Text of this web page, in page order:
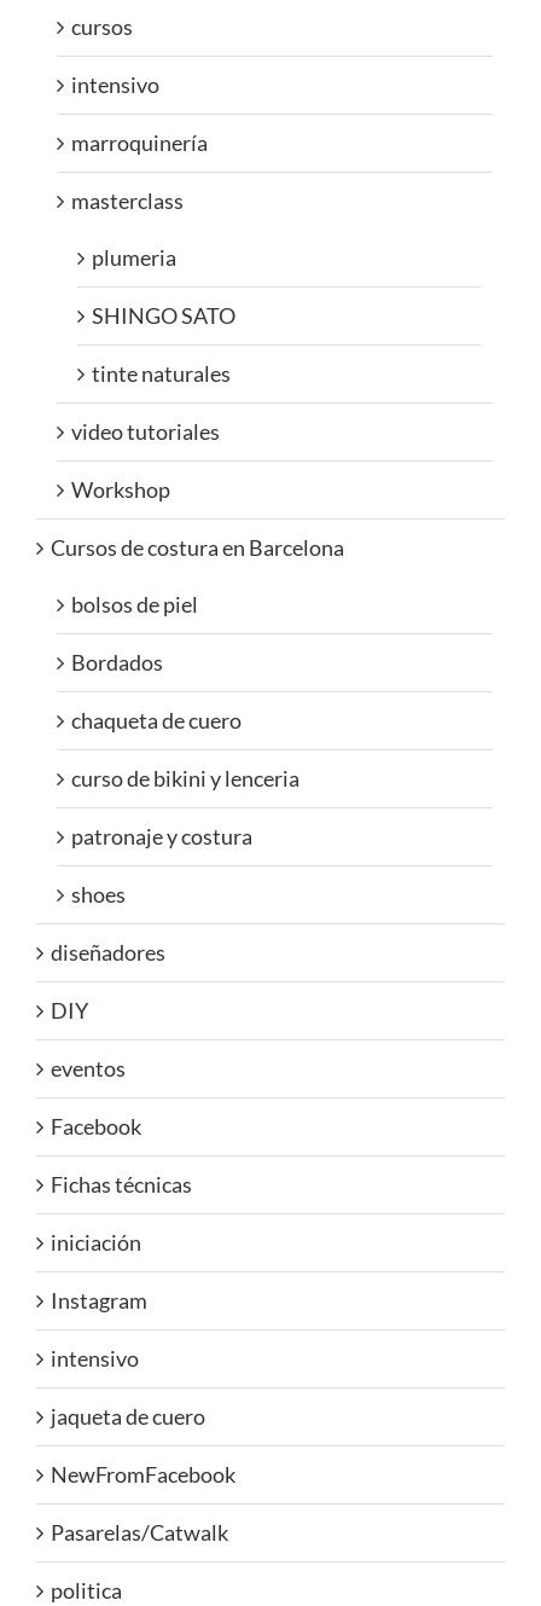
cursos
intensivo
marroquinería
masterclass
plumeria
SHINGO SATO
tinte naturales
video tutoriales
Workshop
Cursos de costura en Barcelona
bolsos de piel
Bordados
chaqueta de cuero
curso de bikini y lenceria
patronaje y costura
shoes
diseñadores
DIY
eventos
Facebook
Fichas técnicas
iniciación
Instagram
intensivo
jaqueta de cuero
NewFromFacebook
Pasarelas/Catwalk
politica